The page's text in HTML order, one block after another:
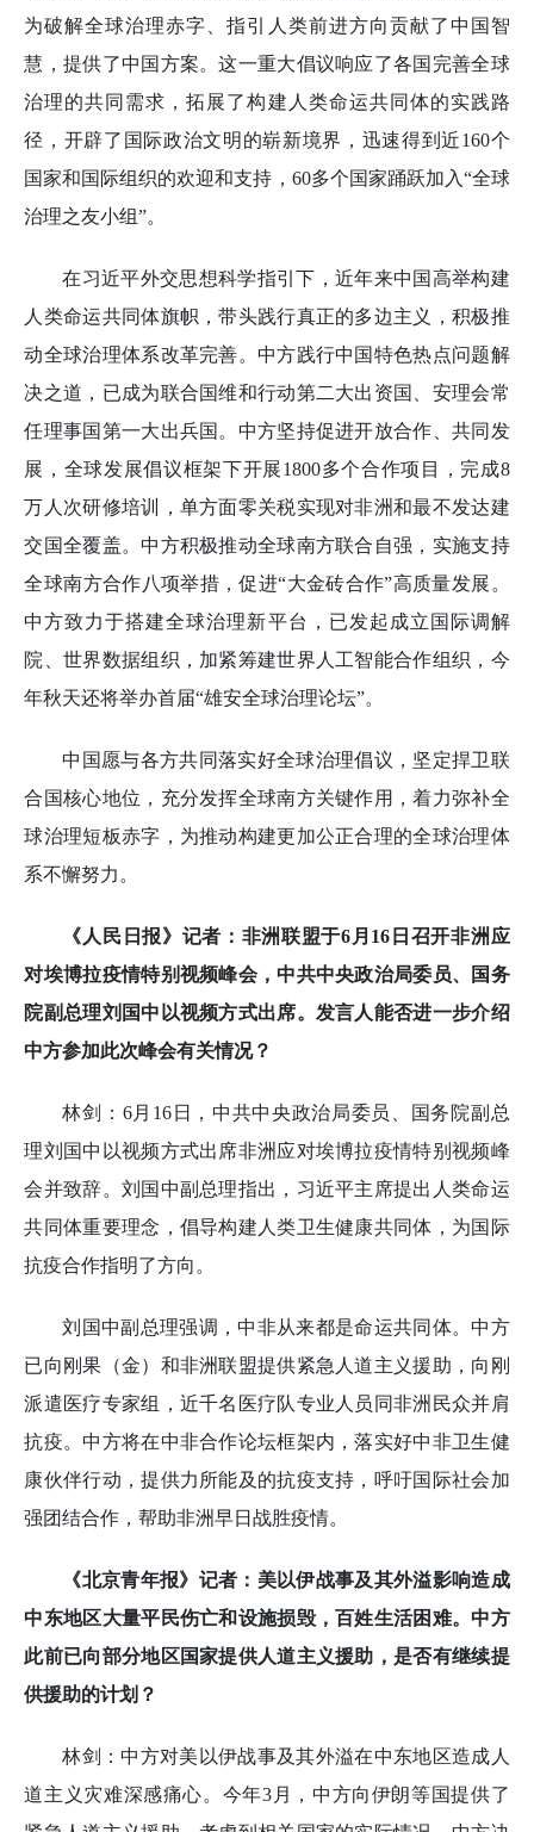
为破解全球治理赤字、指引人类前进方向贡献了中国智
慧，提供了中国方案。这一重大倡议响应了各国完善全球
治理的共同需求，拓展了构建人类命运共同体的实践路
径，开辟了国际政治文明的崭新境界，迅速得到近160个
国家和国际组织的欢迎和支持，60多个国家踊跃加入“全球
治理之友小组”。
在习近平外交思想科学指引下，近年来中国高举构建
人类命运共同体旗帜，带头践行真正的多边主义，积极推
动全球治理体系改革完善。中方践行中国特色热点问题解
决之道，已成为联合国维和行动第二大出资国、安理会常
任理事国第一大出兵国。中方坚持促进开放合作、共同发
展，全球发展倡议框架下开展1800多个合作项目，完成8
万人次研修培训，单方面零关税实现对非洲和最不发达建
交国全覆盖。中方积极推动全球南方联合自强，实施支持
全球南方合作八项举措，促进“大金砖合作”高质量发展。
中方致力于搭建全球治理新平台，已发起成立国际调解
院、世界数据组织，加紧筹建世界人工智能合作组织，今
年秋天还将举办首届“雄安全球治理论坛”。
中国愿与各方共同落实好全球治理倡议，坚定捍卫联
合国核心地位，充分发挥全球南方关键作用，着力弥补全
球治理短板赤字，为推动构建更加公正合理的全球治理体
系不懈努力。
《人民日报》记者：非洲联盟于6月16日召开非洲应
对埃博拉疫情特别视频峰会，中共中央政治局委员、国务
院副总理刘国中以视频方式出席。发言人能否进一步介绍
中方参加此次峰会有关情况？
林剑：6月16日，中共中央政治局委员、国务院副总
理刘国中以视频方式出席非洲应对埃博拉疫情特别视频峰
会并致辞。刘国中副总理指出，习近平主席提出人类命运
共同体重要理念，倡导构建人类卫生健康共同体，为国际
抗疫合作指明了方向。
刘国中副总理强调，中非从来都是命运共同体。中方
已向刚果（金）和非洲联盟提供紧急人道主义援助，向刚
派遣医疗专家组，近千名医疗队专业人员同非洲民众并肩
抗疫。中方将在中非合作论坛框架内，落实好中非卫生健
康伙伴行动，提供力所能及的抗疫支持，呼吁国际社会加
强团结合作，帮助非洲早日战胜疫情。
《北京青年报》记者：美以伊战事及其外溢影响造成
中东地区大量平民伤亡和设施损毁，百姓生活困难。中方
此前已向部分地区国家提供人道主义援助，是否有继续提
供援助的计划？
林剑：中方对美以伊战事及其外溢在中东地区造成人
道主义灾难深感痛心。今年3月，中方向伊朗等国提供了